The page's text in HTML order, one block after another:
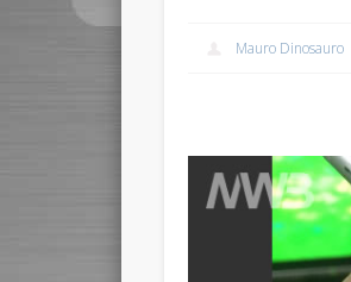
Mauro Dinosauro